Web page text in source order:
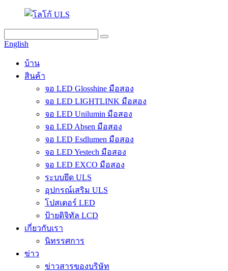
English
บ้าน
สินค้า
จอ LED Glosshine มือสอง
จอ LED LIGHTLINK มือสอง
จอ LED Unilumin มือสอง
จอ LED Absen มือสอง
จอ LED Esdlumen มือสอง
จอ LED Yestech มือสอง
จอ LED EXCO มือสอง
ระบบยึด ULS
อุปกรณ์เสริม ULS
โปสเตอร์ LED
ป้ายดิจิทัล LCD
เกี่ยวกับเรา
นิทรรศการ
ข่าว
ข่าวสารของบริษัท